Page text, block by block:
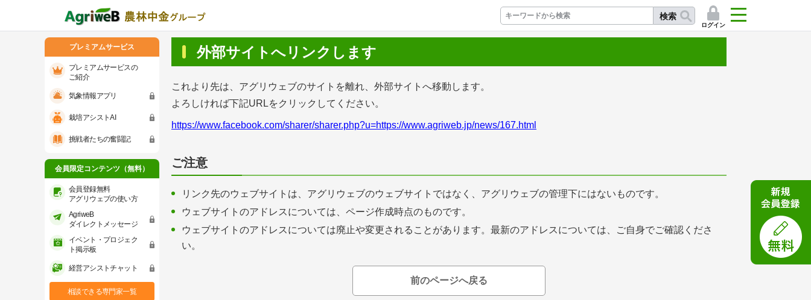
検索
ログイン
プレミアムサービス
プレミアムサービスのご紹介
会員限定コンテンツ（無料）
会員登録無料 アグリウェブの使い方
AgriweBダイレクトメッセージ
イベント・プロジェクト掲示板
経営アシストチャット
アクション別メニュー
基礎知識
外部サイトへリンクします
これより先は、アグリウェブのサイトを離れ、外部サイトへ移動します。
よろしければ下記URLをクリックしてください。
https://www.facebook.com/sharer/sharer.php?u=https://www.agriweb.jp/news/167.html
ご注意
リンク先のウェブサイトは、アグリウェブのウェブサイトではなく、アグリウェブの管理下にはないものです。
ウェブサイトのアドレスについては、ページ作成時点のものです。
ウェブサイトのアドレスについては廃止や変更されることがあります。最新のアドレスについては、ご自身でご確認くださ
い。
前のページへ戻る
プレミアムサービス
プレミアムサービスの
ご紹介
気象情報アプリ
栽培アシストAI
挑戦者たちの奮闘記
会員限定コンテンツ（無料）
会員登録無料
アグリウェブの使い方
AgriweB
ダイレクトメッセージ
イベント・プロジェク
ト掲示板
経営アシストチャット
相談できる専門家一覧